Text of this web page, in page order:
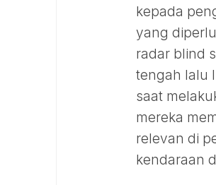
kepada
yang
radar blind
tengah lalu
saat
mereka
relevan di
kendaraan